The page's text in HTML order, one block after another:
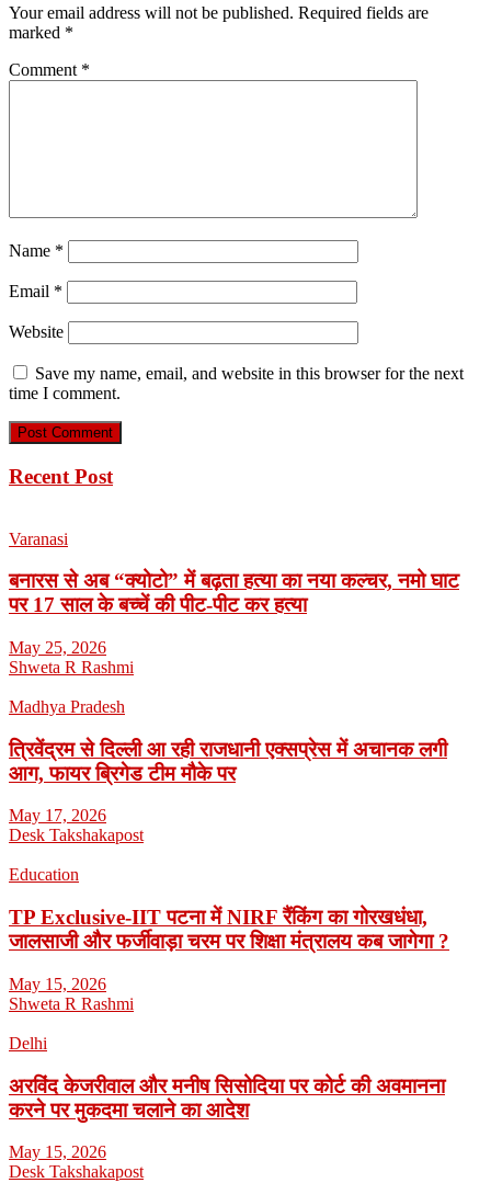
Your email address will not be published. Required fields are
marked *
Comment *
Name *
Email *
Website
Save my name, email, and website in this browser for the next
time I comment.
Recent Post
Varanasi
बनारस से अब “क्योटो” में बढ़ता हत्या का नया कल्चर, नमो घाट
पर 17 साल के बच्चें की पीट-पीट कर हत्या
May 25, 2026
Shweta R Rashmi
Madhya Pradesh
त्रिवेंद्रम से दिल्ली आ रही राजधानी एक्सप्रेस में अचानक लगी
आग, फायर ब्रिगेड टीम मौके पर
May 17, 2026
Desk Takshakapost
Education
TP Exclusive-IIT पटना में NIRF रैंकिंग का गोरखधंधा,
जालसाजी और फर्जीवाड़ा चरम पर शिक्षा मंत्रालय कब जागेगा ?
May 15, 2026
Shweta R Rashmi
Delhi
अरविंद केजरीवाल और मनीष सिसोदिया पर कोर्ट की अवमानना
करने पर मुकदमा चलाने का आदेश
May 15, 2026
Desk Takshakapost